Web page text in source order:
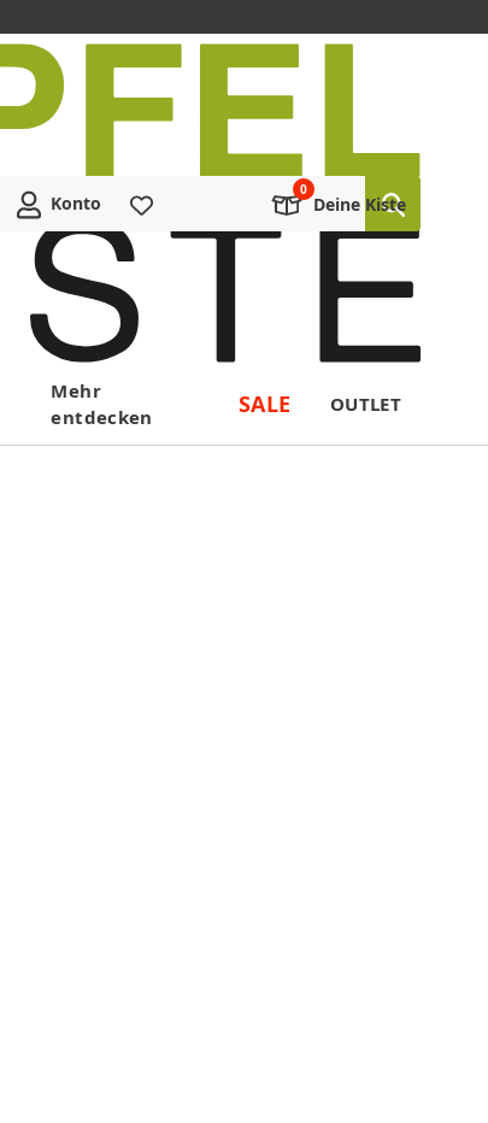
Konto Deine Kiste
Mehr
entdecken
SALE OUTLET